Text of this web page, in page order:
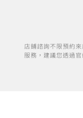
店鋪諮詢不限預約
服務，建議您透過